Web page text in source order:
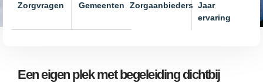
Zorgvragen Gemeenten Zorgaanbieders Jaar
ervaring
Een eigen plek met begeleiding dichtbij